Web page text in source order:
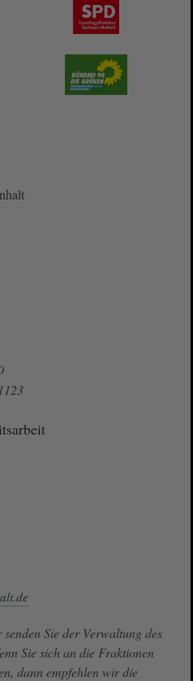
Sie der Verwaltung des
Sie sich an die Fraktionen
dann empfehlen wir die